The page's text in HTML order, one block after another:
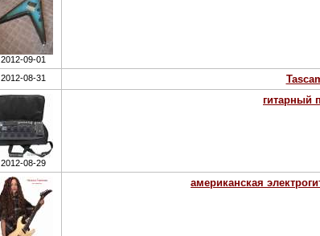
2012-09-01
2012-08-31
2012-08-29
гитарный
американская